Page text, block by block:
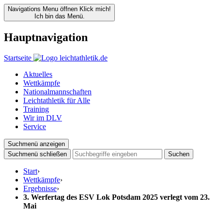
Navigations Menu öffnen Klick mich!
Ich bin das Menü.
Hauptnavigation
Startseite
Aktuelles
Wettkämpfe
Nationalmannschaften
Leichtathletik für Alle
Training
Wir im DLV
Service
Suchmenü anzeigen
Suchmenü schließen
Suchen
Start›
Wettkämpfe›
Ergebnisse›
3. Werfertag des ESV Lok Potsdam 2025 verlegt vom 23.
Mai